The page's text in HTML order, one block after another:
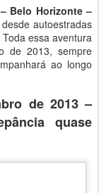
Belo Horizonte –
autoestradas
essa aventura
de 2013, sempre
ao longo
de 2013 –
quase